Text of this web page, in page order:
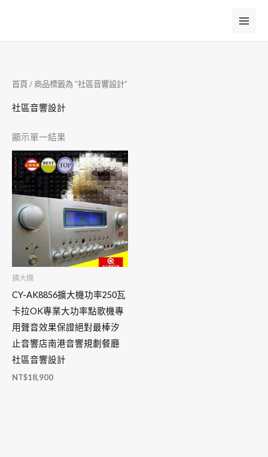
主
首頁/ 商品標籤為 “社區音響設計”
社區音響設計
顯示單一結果
擴大機
CY-AK8856擴大機功率250瓦
卡拉OK專業大功率點歌機專
用聲音效果保證絕對最棒汐
止音響店南港音響規劃餐廳
社區音響設計
NT$18,900